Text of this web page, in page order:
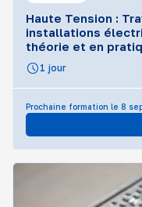
Haute Tension :
installations
théorie et en
1 jour
Prochaine formation le 8